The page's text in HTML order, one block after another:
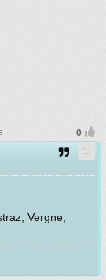
Vergne,